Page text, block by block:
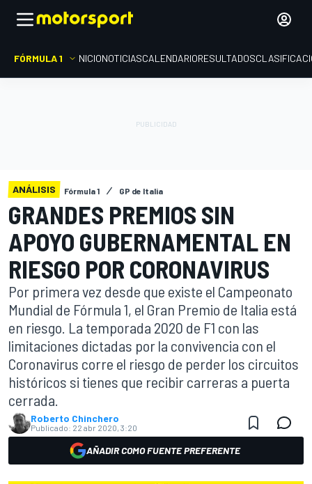
FÓRMULA 1 INICIONOTICIASCALENDARIORESULTADOS
ANÁLISIS Fórmula 1 GP de Italia
GRANDES PREMIOS SIN
APOYO GUBERNAMENTAL EN
RIESGO POR CORONAVIRUS
Por primera vez desde que existe el Campeonato
Mundial de Fórmula 1, el Gran Premio de Italia está
en riesgo. La temporada 2020 de F1 con las
limitaciones dictadas por la convivencia con el
Coronavirus corre el riesgo de perder los circuitos
históricos si tienes que recibir carreras a puerta
cerrada.
Roberto Chinchero
Publicado: 22 abr 2020, 3:20
AÑADIR COMO FUENTE PREFERENTE